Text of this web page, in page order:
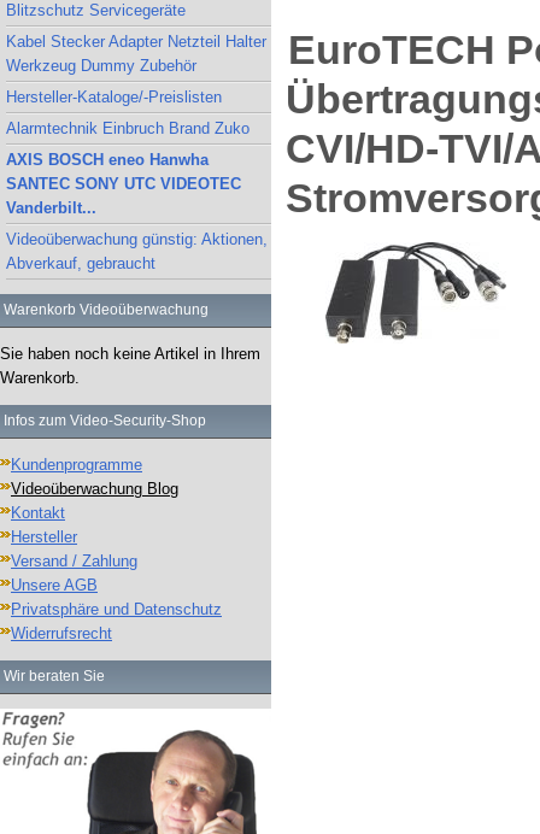
Blitzschutz Servicegeräte
Kabel Stecker Adapter Netzteil Halter
Werkzeug Dummy Zubehör
Hersteller-Kataloge/-Preislisten
Alarmtechnik Einbruch Brand Zuko
AXIS BOSCH eneo Hanwha
SANTEC SONY UTC VIDEOTEC
Vanderbilt...
Videoüberwachung günstig: Aktionen,
Abverkauf, gebraucht
Warenkorb Videoüberwachung
Sie haben noch keine Artikel in Ihrem
Warenkorb.
Infos zum Video-Security-Shop
Kundenprogramme
Videoüberwachung Blog
Kontakt
Hersteller
Versand / Zahlung
Unsere AGB
Privatsphäre und Datenschutz
Widerrufsrecht
Wir beraten Sie
EuroTECH
CVI/HD-TVI/